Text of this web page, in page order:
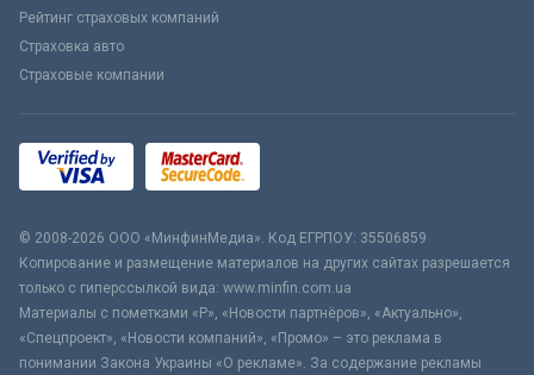
Рейтинг страховых компаний
Страховка авто
Страховые компании
© 2008-2026 ООО «МинфинМедиа». Код ЕГРПОУ: 35506859
Копирование и размещение материалов на других сайтах разрешается
только с гиперссылкой вида: www.minfin.com.ua
Материалы с пометками «Р», «Новости партнёров», «Актуально»,
«Спецпроект», «Новости компаний», «Промо» – это реклама в
понимании Закона Украины «О рекламе». За содержание рекламы